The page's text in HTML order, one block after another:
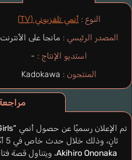
تم الإعلان رسميًا عن حصول أنمي “Gushing Over Magical Girls”
ثانٍ، وذلك خلال حدث خاص في 5 أكتوبر 2024. الأنمي مقتبس من مانغا
Akihiro Ononaka، ويتناول قصة
النوع :أنمي تلفزيوني (TV)
المصدر الرئيسي : مانجا على الأنترنت
استديو الإنتاج : -
المنتجون :